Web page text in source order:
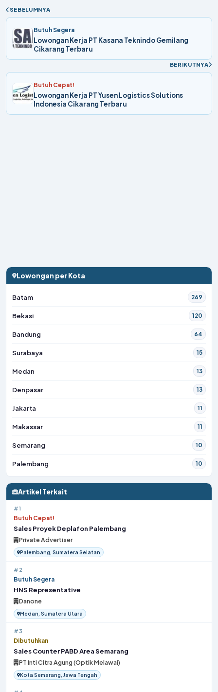
SEBELUMNYA
Butuh Segera
Lowongan Kerja PT Kasana Teknindo Gemilang
Cikarang Terbaru
BERIKUTNYA
Butuh Cepat!
Lowongan Kerja PT Yusen Logistics Solutions
Indonesia Cikarang Terbaru
Lowongan per Kota
Batam 269
Bekasi 120
Bandung 64
Surabaya 15
Medan 13
Denpasar 13
Jakarta 11
Makassar 11
Semarang 10
Palembang 10
Artikel Terkait
#1
Butuh Cepat!
Sales Proyek Deplafon Palembang
Private Advertiser
Palembang, Sumatera Selatan
#2
Butuh Segera
HNS Representative
Danone
Medan, Sumatera Utara
#3
Dibutuhkan
Sales Counter PABD Area Semarang
PT Inti Citra Agung (Optik Melawai)
Kota Semarang, Jawa Tengah